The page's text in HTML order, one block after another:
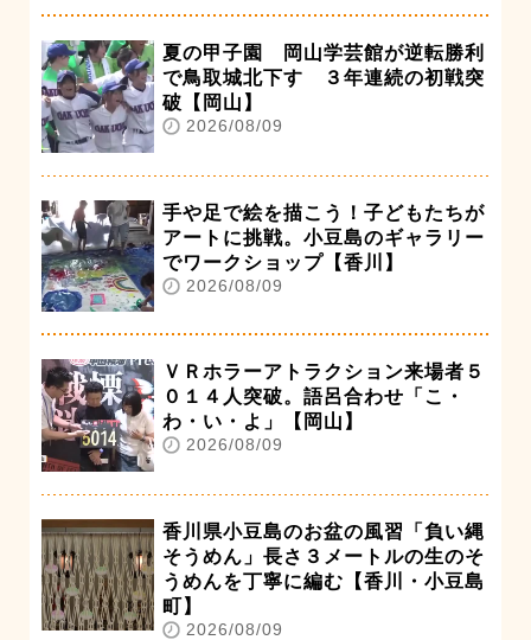
夏の甲子園 岡山学芸館が逆転勝利
で鳥取城北下す ３年連続の初戦突
破【岡山】
2026/08/09
手や足で絵を描こう！子どもたちが
アートに挑戦。小豆島のギャラリー
でワークショップ【香川】
2026/08/09
ＶＲホラーアトラクション来場者５
０１４人突破。語呂合わせ「こ・
わ・い・よ」【岡山】
2026/08/09
香川県小豆島のお盆の風習「負い縄
そうめん」長さ３メートルの生のそ
うめんを丁寧に編む【香川・小豆島
町】
2026/08/09